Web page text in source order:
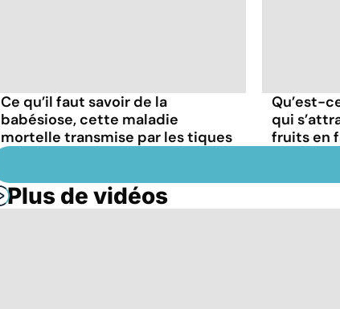
Ce qu’il faut savoir de la
babésiose, cette maladie
mortelle transmise par les tiques
Qu’est-
qui
fruits en
Plus de vidéos